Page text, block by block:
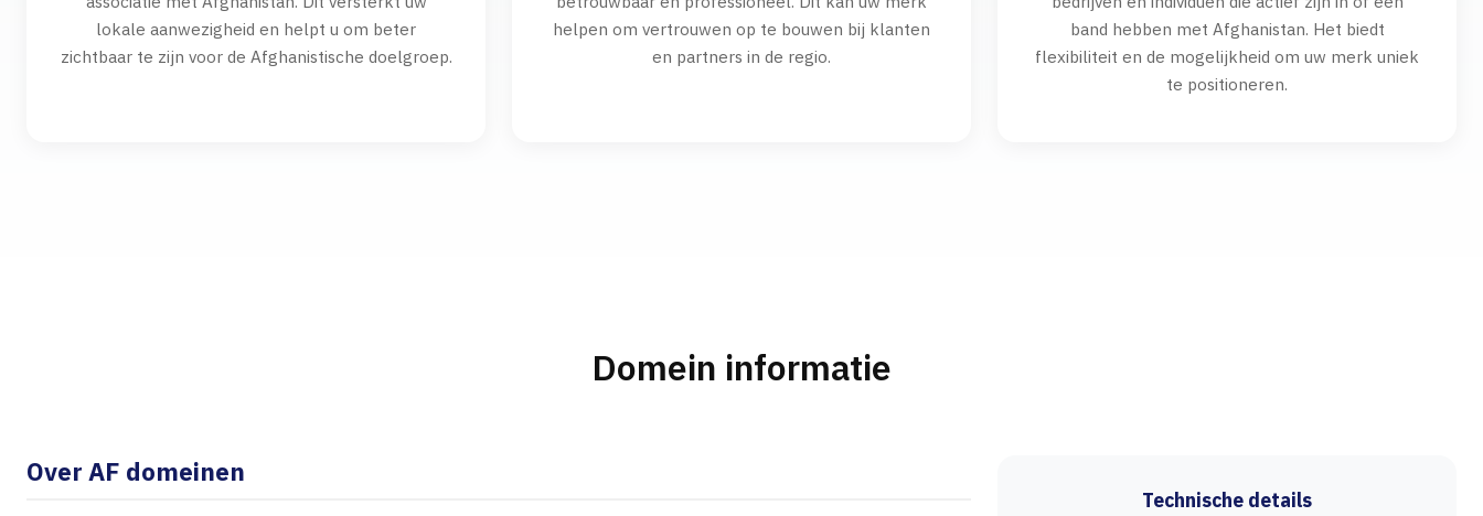
lokale aanwezigheid en helpt u om beter
zichtbaar te zijn voor de Afghanistische doelgroep.
helpen om vertrouwen op te bouwen bij klanten
en partners in de regio.
band hebben met Afghanistan. Het biedt
flexibiliteit en de mogelijkheid om uw merk uniek
te positioneren.
Domein informatie
Over AF domeinen
Technische details